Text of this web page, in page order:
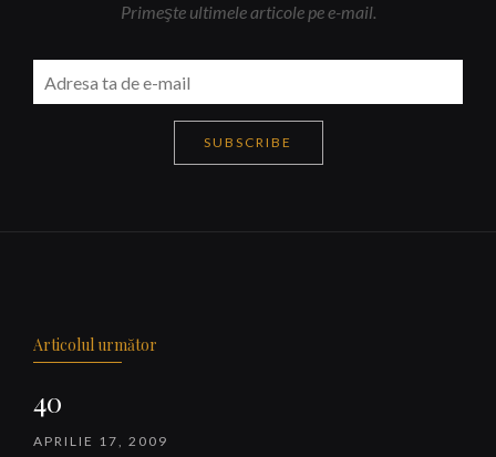
Primeşte ultimele articole pe e-mail.
SUBSCRIBE
Articolul următor
40
APRILIE 17, 2009